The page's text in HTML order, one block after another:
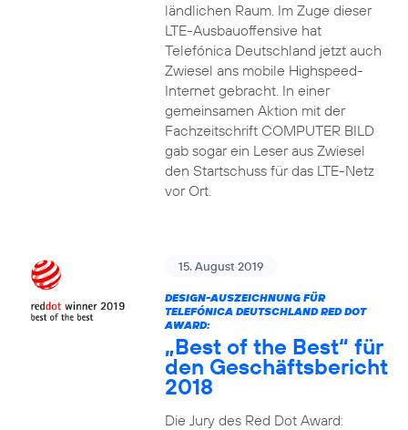
ländlichen Raum. Im Zuge dieser
LTE-Ausbauoffensive hat
Telefónica Deutschland jetzt auch
Zwiesel ans mobile Highspeed-
Internet gebracht. In einer
gemeinsamen Aktion mit der
Fachzeitschrift COMPUTER BILD
gab sogar ein Leser aus Zwiesel
den Startschuss für das LTE-Netz
vor Ort.
15. August 2019
DESIGN-AUSZEICHNUNG FÜR
TELEFÓNICA DEUTSCHLAND RED DOT
AWARD:
„Best of the Best“ für
den Geschäftsbericht
2018
Die Jury des Red Dot Award: